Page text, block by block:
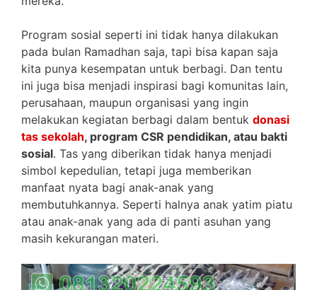
Program sosial seperti ini tidak hanya dilakukan
pada bulan Ramadhan saja, tapi bisa kapan saja
kita punya kesempatan untuk berbagi. Dan tentu
ini juga bisa menjadi inspirasi bagi komunitas lain,
perusahaan, maupun organisasi yang ingin
melakukan kegiatan berbagi dalam bentuk donasi
tas sekolah, program CSR pendidikan, atau bakti
sosial. Tas yang diberikan tidak hanya menjadi
simbol kepedulian, tetapi juga memberikan
manfaat nyata bagi anak-anak yang
membutuhkannya. Seperti halnya anak yatim piatu
atau anak-anak yang ada di panti asuhan yang
masih kekurangan materi.